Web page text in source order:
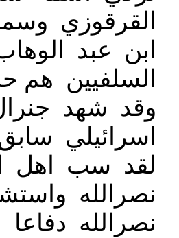
القرقوزي
ابن عبد
السلفيين هم
وقد شهد
اسرائيلي
لقد سب اهل
نصرالله
نصرالله دفاعا